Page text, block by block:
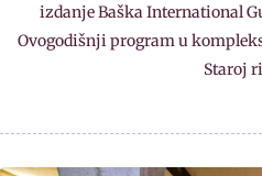
izdanje Baška International
Ovogodišnji program u
Staroj